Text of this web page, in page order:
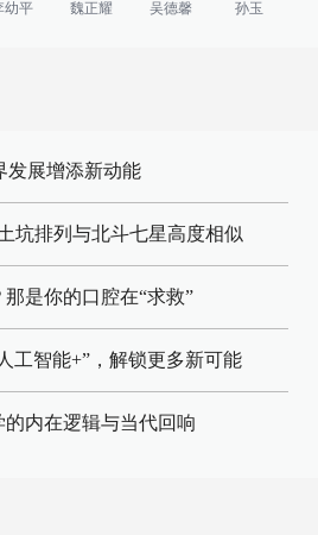
幼平 魏正耀 吴德馨 孙玉
发展增添新动能
坑排列与北斗七星高度相似
是你的口腔在“求救”
工智能+”，解锁更多新可能
内在逻辑与当代回响